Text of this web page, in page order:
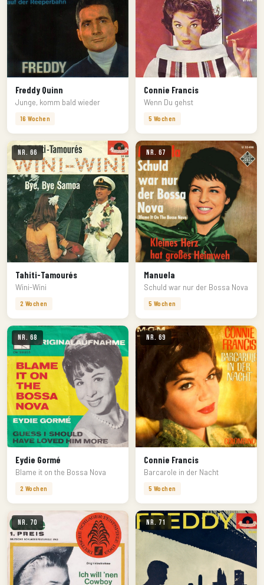
Freddy Quinn
Junge, komm bald wieder
16 Wochen
Connie Francis
Wenn Du gehst
5 Wochen
Nr. 66
Tahiti-Tamourés
Wini-Wini
2 Wochen
Nr. 67
Manuela
Schuld war nur der Bossa Nova
5 Wochen
Nr. 68
Eydie Gormé
Blame it on the Bossa Nova
2 Wochen
Nr. 69
Connie Francis
Barcarole in der Nacht
5 Wochen
Nr. 70 Nr. 71